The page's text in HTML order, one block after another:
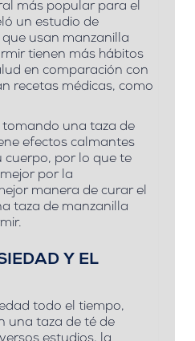
más popular para el
un estudio de
usan manzanilla
tienen más hábitos
en comparación con
recetas médicas, como
tomando una taza de
efectos calmantes
cuerpo, por lo que te
por la
manera de curar el
taza de manzanilla
Y EL
todo el tiempo,
una taza de té de